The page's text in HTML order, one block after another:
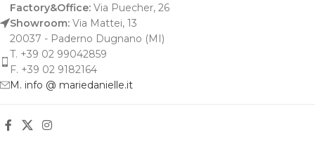
Factory&Office: Via Puecher, 26
Showroom: Via Mattei, 13
20037 - Paderno Dugnano (MI)
T. +39 02 99042859
F. +39 02 9182164
M. info @ mariedanielle.it